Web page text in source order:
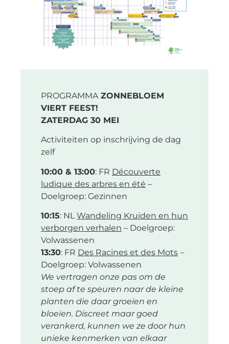
PROGRAMMAZONNEBLOEM
VIERT FEEST!
ZATERDAG 30 MEI
Activiteiten op inschrijving de dag
zelf
10:00 & 13:00: FR Découverte
ludique des arbres en été –
Doelgroep: Gezinnen
10:15: NLWandeling Kruiden en hun
verborgen verhalen – Doelgroep:
Volwassenen
13:30: FR Des Racines et des Mots –
Doelgroep: Volwassenen
We vertragen onze pas om de
stoep af te speuren naar de kleine
planten die daar groeien en
bloeien. Discreet maar goed
verankerd, kunnen we ze door hun
unieke kenmerken van elkaar